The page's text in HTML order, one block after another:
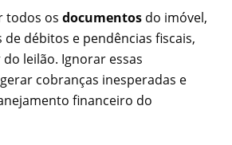
todos os documentos do imóvel,
débitos e pendências fiscais,
leilão. Ignorar essas
cobranças inesperadas e
financeiro do